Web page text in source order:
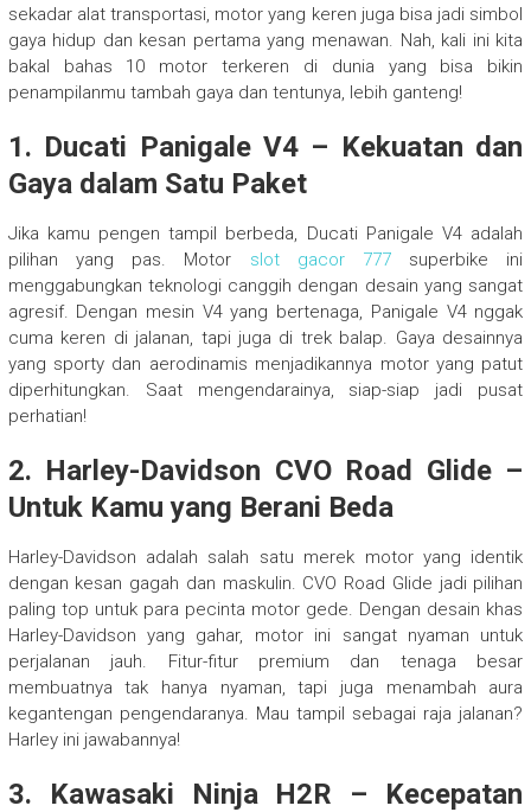
sekadar alat transportasi, motor yang keren juga bisa jadi simbol
gaya hidup dan kesan pertama yang menawan. Nah, kali ini kita
bakal bahas 10 motor terkeren di dunia yang bisa bikin
penampilanmu tambah gaya dan tentunya, lebih ganteng!
1. Ducati Panigale V4 – Kekuatan dan
Gaya dalam Satu Paket
Jika kamu pengen tampil berbeda, Ducati Panigale V4 adalah
pilihan yang pas. Motor slot gacor 777superbike ini
menggabungkan teknologi canggih dengan desain yang sangat
agresif. Dengan mesin V4 yang bertenaga, Panigale V4 nggak
cuma keren di jalanan, tapi juga di trek balap. Gaya desainnya
yang sporty dan aerodinamis menjadikannya motor yang patut
diperhitungkan. Saat mengendarainya, siap-siap jadi pusat
perhatian!
2. Harley-Davidson CVO Road Glide –
Untuk Kamu yang Berani Beda
Harley-Davidson adalah salah satu merek motor yang identik
dengan kesan gagah dan maskulin. CVO Road Glide jadi pilihan
paling top untuk para pecinta motor gede. Dengan desain khas
Harley-Davidson yang gahar, motor ini sangat nyaman untuk
perjalanan jauh. Fitur-fitur premium dan tenaga besar
membuatnya tak hanya nyaman, tapi juga menambah aura
kegantengan pengendaranya. Mau tampil sebagai raja jalanan?
Harley ini jawabannya!
3. Kawasaki Ninja H2R – Kecepatan